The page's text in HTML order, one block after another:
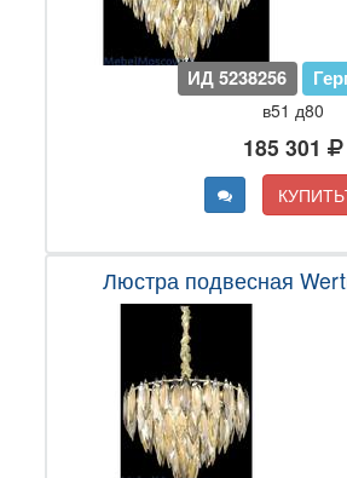
ИД 5238256
в51 д80
185 301
КУПИТЬ
Люстра подвесная